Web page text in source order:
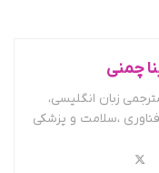
چمنی
زبان انگلیسی،
،سلامت و پزشکی